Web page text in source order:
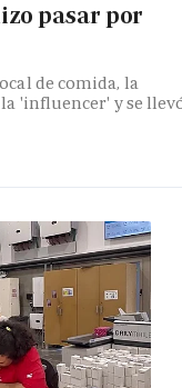
pasar por
de comida, la
'influencer' y se